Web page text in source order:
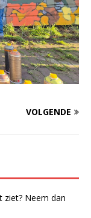
VOLGENDE
ziet? Neem dan